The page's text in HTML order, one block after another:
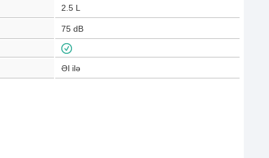
2.5 L
75 dB
Əl ilə